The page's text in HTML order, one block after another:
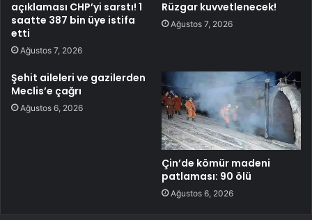
açıklaması CHP’yi sarstı! 1
saatte 387 bin üye istifa
etti
Ağustos 7, 2026
Rüzgar kuvvetlenecek!
Ağustos 7, 2026
Şehit aileleri ve gazilerden
Meclis’e çağrı
Ağustos 6, 2026
Çin’de kömür madeni
patlaması: 90 ölü
Ağustos 6, 2026